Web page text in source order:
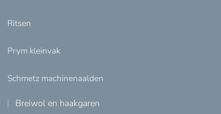
Ritsen
Prym kleinvak
Schmetz machinenaalden
Breiwol en haakgaren